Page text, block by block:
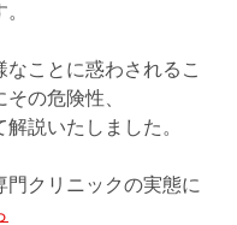
なことに惑わされるこ
の危険性、
説いたしました。
門クリニックの実態に